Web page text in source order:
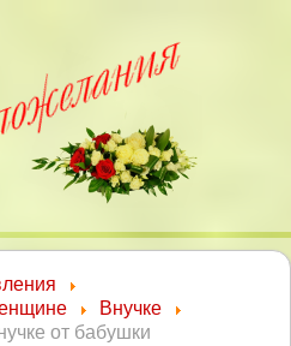
Внучке
от бабушки